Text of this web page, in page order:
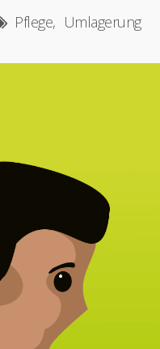
Pflege Umlagerung